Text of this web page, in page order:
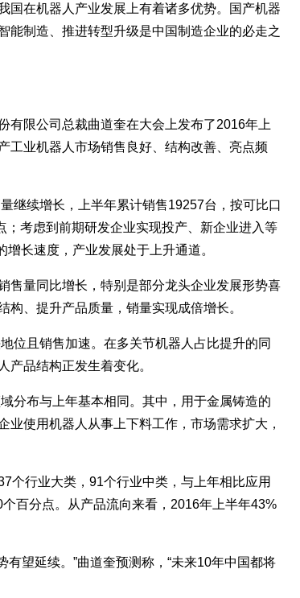
在机器人产业发展上有着诸多优势。国产机器
能制造、推进转型升级是中国制造企业的必走之
限公司总裁曲道奎在大会上发布了2016年上
工业机器人市场销售良好、结构改善、亮点频
续增长，上半年累计销售19257台，按可比口
考虑到前期研发企业实现投产、新企业进入等
长速度，产业发展处于上升通道。
量同比增长，特别是部分龙头企业发展形势喜
、提升产品质量，销量实现成倍增长。
且销售加速。在多关节机器人占比提升的同
产品结构正发生着变化。
布与上年基本相同。其中，用于金属铸造的
使用机器人从事上下料工作，市场需求扩大，
行业大类，91个行业中类，与上年相比应用
百分点。从产品流向来看，2016年上半年43%
望延续。”曲道奎预测称，“未来10年中国都将